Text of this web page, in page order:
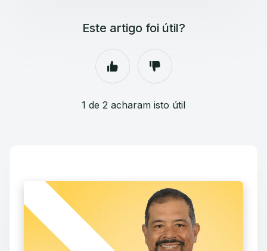
Este artigo foi útil?
1 de 2 acharam isto útil